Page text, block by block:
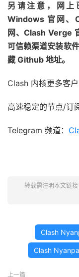
另请注意，网
Windows 官网、
网、Clash Verge
可信赖渠道安装软
藏 Github 地址。
Clash 内核更多客户
高速稳定的节点/订
Telegram 频道：
转载需注明本文链接
Clash
Clash
上一篇